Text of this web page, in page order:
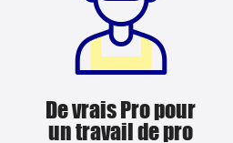
De vrais Pro pour
un travail de pro